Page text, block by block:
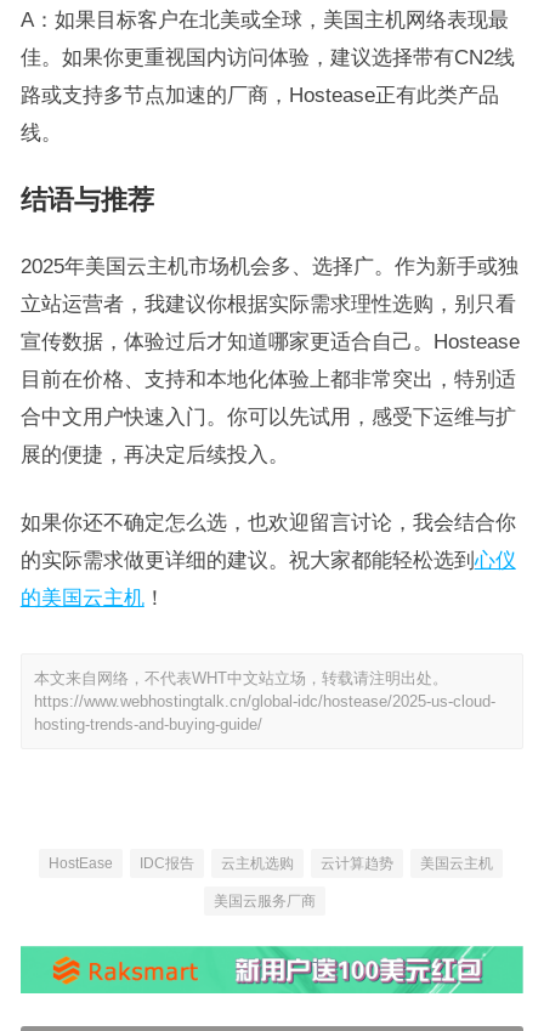
A：如果目标客户在北美或全球，美国主机网络表现最
佳。如果你更重视国内访问体验，建议选择带有CN2线
路或支持多节点加速的厂商，Hostease正有此类产品
线。
结语与推荐
2025年美国云主机市场机会多、选择广。作为新手或独
立站运营者，我建议你根据实际需求理性选购，别只看
宣传数据，体验过后才知道哪家更适合自己。Hostease
目前在价格、支持和本地化体验上都非常突出，特别适
合中文用户快速入门。你可以先试用，感受下运维与扩
展的便捷，再决定后续投入。
如果你还不确定怎么选，也欢迎留言讨论，我会结合你
的实际需求做更详细的建议。祝大家都能轻松选到心仪
的美国云主机！
本文来自网络，不代表WHT中文站立场，转载请注明出处。
https://www.webhostingtalk.cn/global-idc/hostease/2025-us-cloud-
hosting-trends-and-buying-guide/
HostEase IDC报告 云主机选购 云计算趋势 美国云主机
美国云服务厂商